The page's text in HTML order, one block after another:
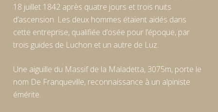
18 juillet 1842 après quatre jours et trois nuits
d’ascension. Les deux hommes étaient aidés dans
cette entreprise, qualifiée d’osée pour l’époque, par
trois guides de Luchon et un autre de Luz.
Une aiguille du Massif de la Maladetta, 3075m, porte le
nom De Franqueville, reconnaissance à un alpiniste
émérite.